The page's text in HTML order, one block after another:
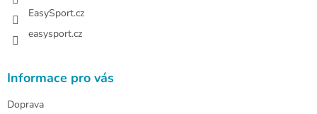
EasySport.cz
easysport.cz
Informace pro vás
Doprava